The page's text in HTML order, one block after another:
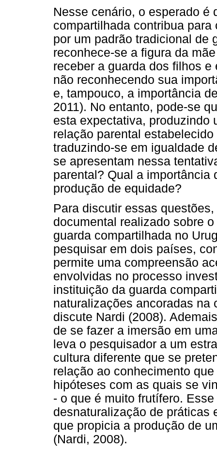
Nesse cenário, o esperado é
compartilhada contribua
por um padrão tradicional de
reconhece-se a figura da
receber a guarda dos filhos
não reconhecendo sua
e, tampouco, a importância
2011). No entanto, pode-se
esta expectativa, produzindo
relação parental
traduzindo-se em igualdade
se apresentam nessa
parental? Qual a
produção de equidade?
Para discutir essas
documental realizado sobre
guarda compartilhada no
pesquisar em dois países,
permite uma compreensão
envolvidas no processo
instituição da guarda
naturalizações ancoradas na
discute Nardi (2008).
de se fazer a imersão em
leva o pesquisador a um
cultura diferente que se
relação ao conhecimento
hipóteses com as quais se
- o que é muito frutífero.
desnaturalização de práticas
que propicia a produção de
(Nardi, 2008).